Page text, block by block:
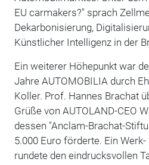
EU carmakers?" sprach
Dekarbonisierung,
Künstlicher Intelligenz in der
Ein weiterer Höhepunkt war
Jahre AUTOMOBILIA durch
Koller. Prof. Hannes Brachat
Grüße von AUTOLAND-CEO
dessen "Anclam-Brachat-
5.000 Euro förderte. Ein
rundete den eindrucksvollen